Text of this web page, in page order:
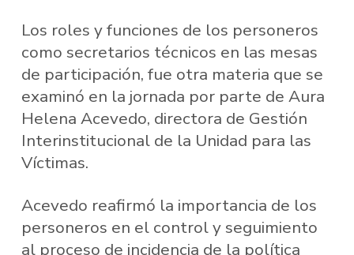
Los roles y funciones de los personeros
como secretarios técnicos en las mesas
de participación, fue otra materia que se
examinó en la jornada por parte de Aura
Helena Acevedo, directora de Gestión
Interinstitucional de la Unidad para las
Víctimas.
Acevedo reafirmó la importancia de los
personeros en el control y seguimiento
al proceso de incidencia de la política